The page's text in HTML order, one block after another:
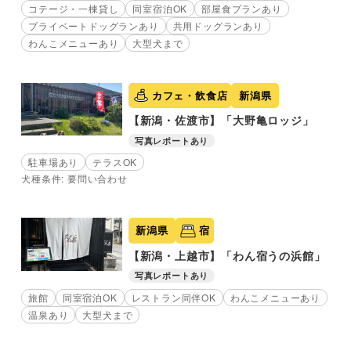
コテージ・一棟貸し 同室宿泊OK
部屋食プランあり
プライベートドッグランあり
共用ドッグランあり
わんこメニューあり
大型犬まで
カフェ・飲食店 新潟県
【新潟・佐渡市】「大野亀ロッジ」
写真レポートあり
駐車場あり
テラスOK
犬種条件: 要問い合わせ
新潟県 宿
【新潟・上越市】「わん宿うの浜館」
写真レポートあり
旅館 同室宿泊OK レストラン同伴OK
わんこメニューあり
温泉あり
大型犬まで